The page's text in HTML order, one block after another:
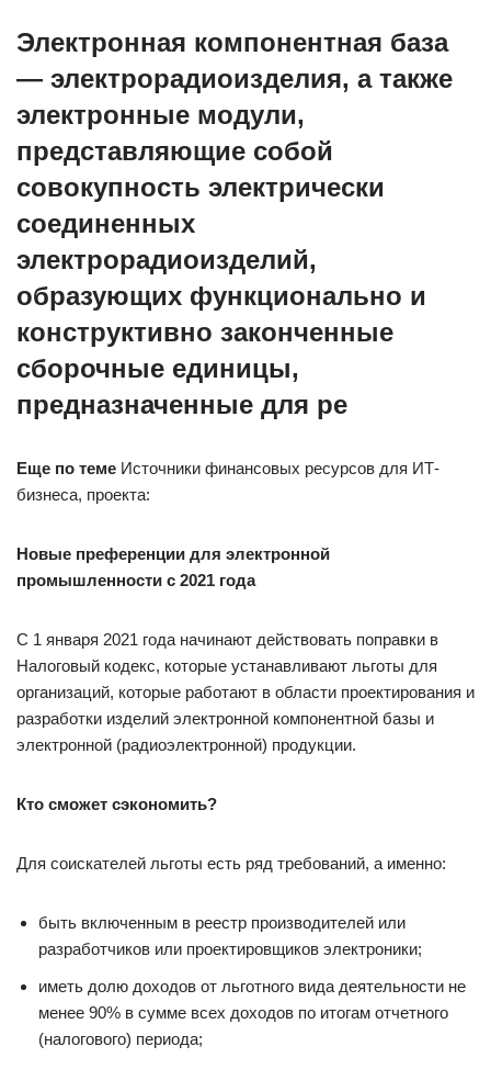
Электронная компонентная база
— электрорадиоизделия, а также
электронные модули,
представляющие собой
совокупность электрически
соединенных
электрорадиоизделий,
образующих функционально и
конструктивно законченные
сборочные единицы,
предназначенные для ре
Еще по теме Источники финансовых ресурсов для ИТ-
бизнеса, проекта:
Новые преференции для электронной
промышленности с 2021 года
С 1 января 2021 года начинают действовать поправки в
Налоговый кодекс, которые устанавливают льготы для
организаций, которые работают в области проектирования и
разработки изделий электронной компонентной базы и
электронной (радиоэлектронной) продукции.
Кто сможет сэкономить?
Для соискателей льготы есть ряд требований, а именно:
быть включенным в реестр производителей или
разработчиков или проектировщиков электроники;
иметь долю доходов от льготного вида деятельности не
менее 90% в сумме всех доходов по итогам отчетного
(налогового) периода;